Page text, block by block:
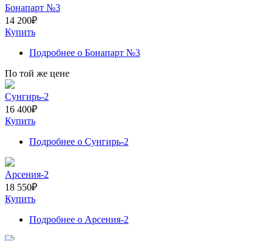
Бонапарт №3
14 200₽
Купить
Подробнее о Бонапарт №3
По той же цене
Сунгирь-2
16 400₽
Купить
Подробнее о Сунгирь-2
Арсения-2
18 550₽
Купить
Подробнее о Арсения-2